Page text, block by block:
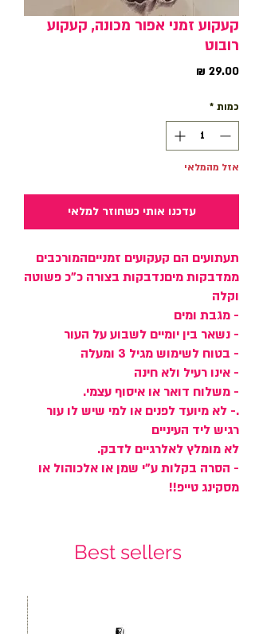
קעקוע זמני אפור מכונה, קעקוע
רובוט
כמות *
אזל מהמלאי
עדכנו אותי כשחוזר למלאי
תעתועים הם קעקועים זמנייםהמורכבים
ממדבקות מיםנדבקות בצורה כ"כ פשוטה
וקלה
- מגבת ומים
- נשאר בין יומיים לשבוע על העור
- בטוח לשימוש מגיל 3 ומעלה
- אינו רעיל ולא חינה
- משלוח דואר או איסוף עצמי.
.- לא מיועד לפנים או למי שיש לו עור
רגיש ליד העיניים
לא מומלץ לאלרגיים לדבק.
- הסרה בקלות ע"י שמן או אלכוהול או
מסקינג טייפ!!
Best sellers